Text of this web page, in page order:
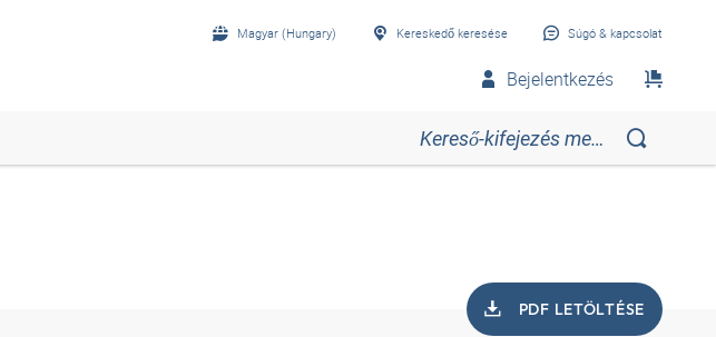
Magyar (Hungary) Kereskedő keresése Súgó & kapcsolat
Bejelentkezés
PDF LETÖLTÉSE